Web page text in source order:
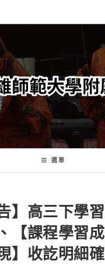
選單
】高三下學
【課程學習
】收訖明細